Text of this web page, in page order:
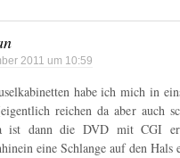
2011 um 10:59
habe ich mich in
reichen da aber auch
ist dann die DVD mit CGI
eine Schlange auf den Hals